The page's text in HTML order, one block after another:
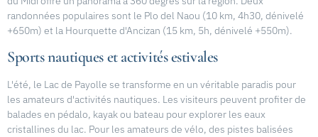
randonnées populaires sont le Plo del Naou (10 km, 4h30, dénivelé
+650m) et la Hourquette d'Ancizan (15 km, 5h, dénivelé +550m).
Sports nautiques et activités estivales
L'été, le Lac de Payolle se transforme en un véritable paradis pour
les amateurs d'activités nautiques. Les visiteurs peuvent profiter de
balades en pédalo, kayak ou bateau pour explorer les eaux
cristallines du lac. Pour les amateurs de vélo, des pistes balisées